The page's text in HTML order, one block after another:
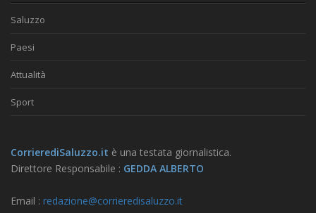
Saluzzo
Paesi
Attualità
Sport
CorrierediSaluzzo.it è una testata giornalistica.
Direttore Responsabile : GEDDA ALBERTO
Email : redazione@corrieredisaluzzo.it